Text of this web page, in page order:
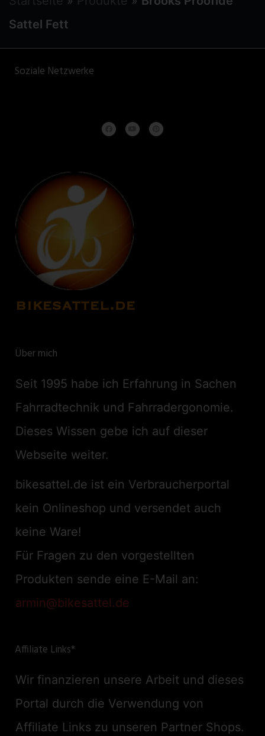
Sattel Fett
Soziale Netzwerke
Über mich
Seit 1995 habe ich Erfahrung in Sachen
Fahrradtechnik und Fahrradergonomie.
Dieses Wissen gebe ich auf dieser
Webseite weiter.
bikesattel.de ist ein Verbraucherportal
kein Onlineshop und versendet auch
keine Ware!
Für Fragen zu den vorgestellten
Produkten sende eine E-Mail an:
armin@bikesattel.de
Affiliate Links*
Wir finanzieren unsere Arbeit und dieses
Portal durch die Verwendung von
Affiliate Links zu unseren Partner Shops.